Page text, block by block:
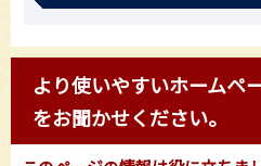
より使いやすいホームペ
をお聞かせください。